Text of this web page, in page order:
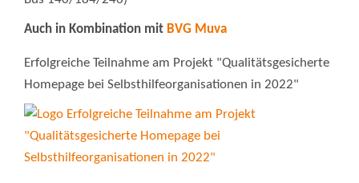
Auch in Kombination mit BVG Muva
Erfolgreiche Teilnahme am Projekt "Qualitätsgesicherte
Homepage bei Selbsthilfeorganisationen in 2022"